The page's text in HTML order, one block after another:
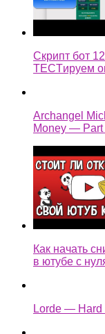
Скрипт бот
TECTируем
Archangel
Money —
Как начать
в ютубе с
Lorde —